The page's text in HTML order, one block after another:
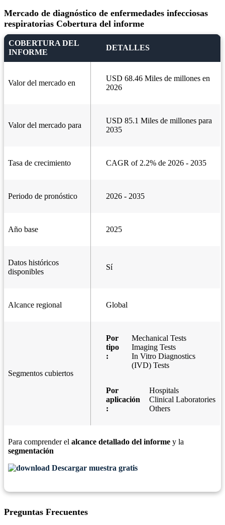
Mercado de diagnóstico de enfermedades infecciosas
respiratorias Cobertura del informe
COBERTURA DEL
INFORME
DETALLES
Valor del mercado en
USD 68.46 Miles de millones en
2026
Valor del mercado para
USD 85.1 Miles de millones para
2035
Tasa de crecimiento CAGR of 2.2% de 2026 - 2035
Periodo de pronóstico 2026 - 2035
Año base 2025
Datos históricos
disponibles
Sí
Alcance regional Global
Segmentos cubiertos
Por
tipo
:
Mechanical Tests
Imaging Tests
In Vitro Diagnostics
(IVD) Tests
Por
aplicación
:
Hospitals
Clinical Laboratories
Others
Para comprender el alcance detallado del informe y la
segmentación
Descargar muestra gratis
Preguntas Frecuentes